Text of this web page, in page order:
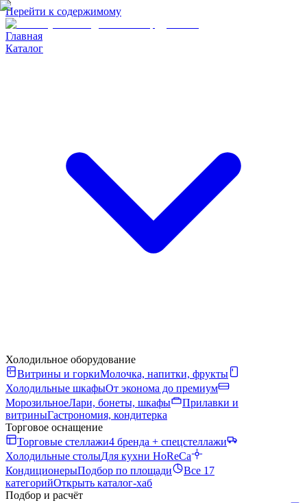
Перейти к содержимому
Главная
Каталог
Холодильное оборудование
Витрины и горкиМолочка, напитки, фрукты
Холодильные шкафыОт эконома до премиум
МорозильноеЛари, бонеты, шкафы
Прилавки и
витриныГастрономия, кондитерка
Торговое оснащение
Торговые стеллажи4 бренда + спецстеллажи
Холодильные столыДля кухни HoReCa
КондиционерыПодбор по площади
Все 17
категорийОткрыть каталог-хаб
Подбор и расчёт